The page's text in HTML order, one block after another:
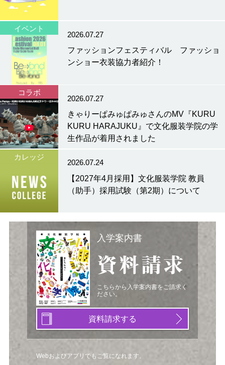
イベント
2026.07.27
ファッションフェスティバル ファッショ
ンショー衣装協力者紹介！
コラボ
2026.07.27
きゃりーぱみゅぱみゅさんのMV『KURU
KURU HARAJUKU』で文化服装学院の学
生作品が着用されました
カレッジ
2026.07.24
【2027年4月採用】文化服装学院 教員
（助手）採用試験（第2期）について
入学案内書
資料請求
こちらから入学案内書をご請求く
ださい。
資料請求する
Webおよびアプリでもご覧になれます。